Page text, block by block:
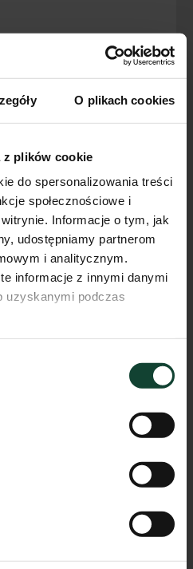
O plikach cookies
z plików cookie
do spersonalizowania treści
społecznościowe i
Informacje o tym, jak
udostępniamy partnerom
i analitycznym.
informacje z innymi danymi
uzyskanymi podczas